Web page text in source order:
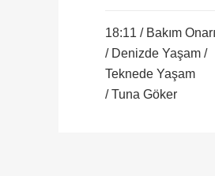
18:11 / Bakım
/ Denizde Yaşam /
Teknede Yaşam
/ Tuna Göker